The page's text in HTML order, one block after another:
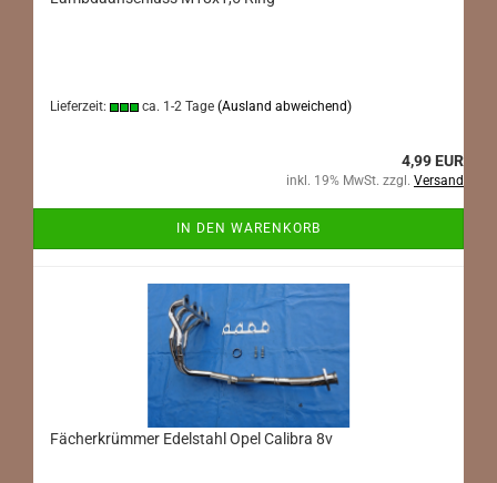
Lieferzeit: ca. 1-2 Tage (Ausland abweichend)
4,99 EUR
inkl. 19% MwSt. zzgl. Versand
IN DEN WARENKORB
Fächerkrümmer Edelstahl Opel Calibra 8v